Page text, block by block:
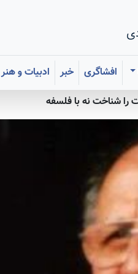
افشاگری خبر ادبیات و هنر
را شناخت نه با فلسفه